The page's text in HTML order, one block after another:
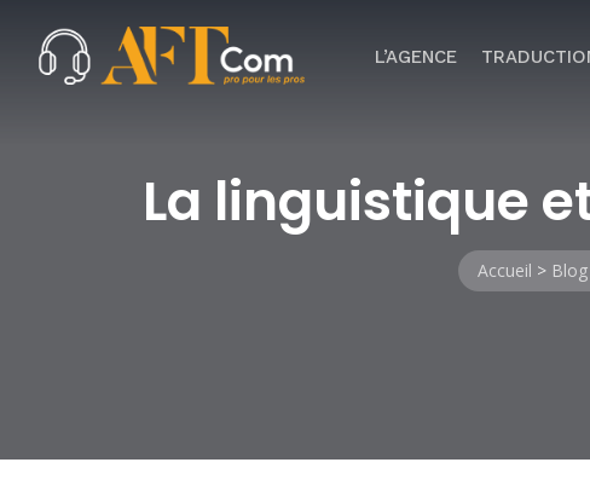
L’AGENCE
La linguistique
Accueil > Blog